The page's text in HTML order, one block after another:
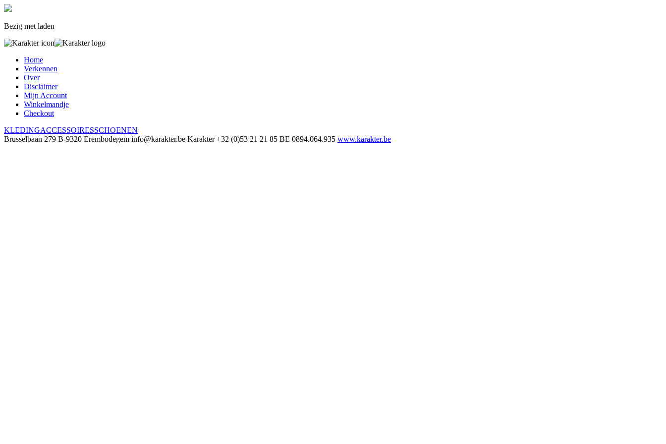
Bezig met laden
Home
Verkennen
Over
Disclaimer
Mijn Account
Winkelmandje
Checkout
KLEDINGACCESSOIRESSCHOENEN
Brusselbaan 279 B-9320 Erembodegem info@karakter.be Karakter +32 (0)53 21 21 85 BE 0894.064.935 www.karakter.be